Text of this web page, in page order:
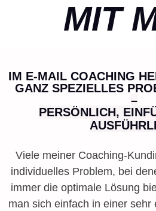
MIT
IM E-MAIL COACHING
GANZ SPEZIELLES
–
PERSÖNLICH,
Viele meiner Coaching-
individuelles Problem, bei
immer die optimale Lösung
man sich einfach in einer sehr